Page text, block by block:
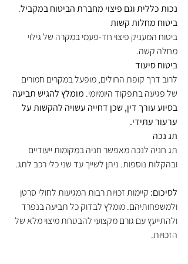
נכות כללית וגם פיצוי מחברת הביטוח במקביל.
ביטוח מחלות קשות
ביטוח המעניק פיצוי חד-פעמי במקרה של גילוי
מחלה קשה.
ביטוח סיעוד
לרוב דרך קופת החולים, מופעל במקרים חמורים
של פגיעה בתפקוד היומיומי. מומלץ להגיש תביעה
בסיוע עורך דין, שכן דחייה עשויה להקשות על
ערעור עתידי.
תג נכה
תג חניה לנכה מאפשר חניה במקומות ייעודיים
ובהקלות נוספות. ניתן לשייך עד שני כלי רכב לתג.
לסיכום: קיימות זכויות רבות המגיעות לחולי סרטן
ולמשפחותיהם. מומלץ לבדוק כל תביעה בנפרד
ולהתייעץ עם גורם מקצועי להבטחת מיצוי מלא של
הזכויות.